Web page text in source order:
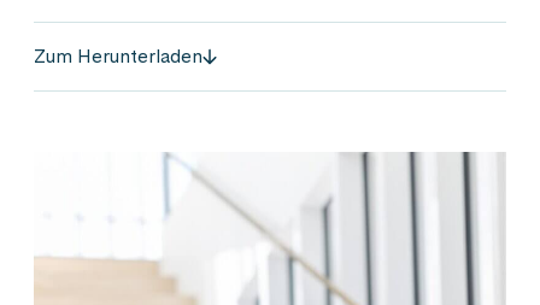
Zum Herunterladen